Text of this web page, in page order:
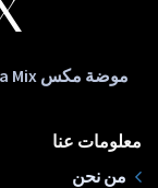
معلومات عنا
من نحن